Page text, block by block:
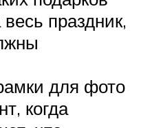
праздник,
для фото
когда